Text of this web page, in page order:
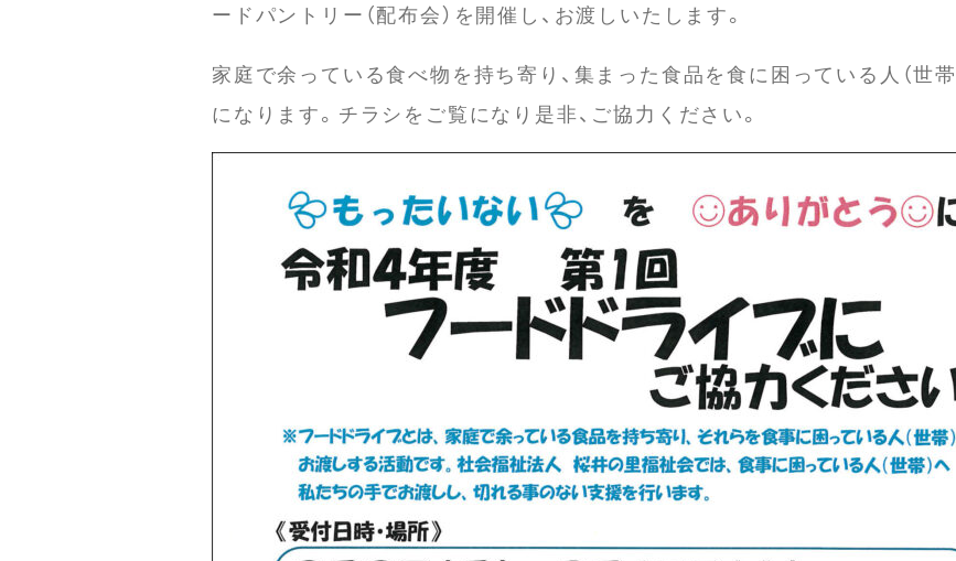
ードパントリー（配布会）を開催し、お渡しいたします。
家庭で余っている食べ物を持ち寄り、集まった食品を食に困っている人（世
になります。チラシをご覧になり是非、ご協力ください。